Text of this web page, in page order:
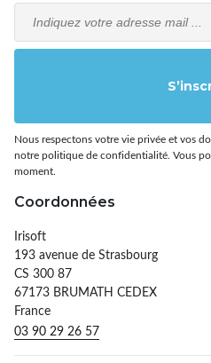
Email
Nous respectons votre vie privée et vos
notre politique de confidentialité. Vous
moment.
Coordonnées
Irisoft
193 avenue de Strasbourg
CS 300 87
67173 BRUMATH CEDEX
France
03 90 29 26 57